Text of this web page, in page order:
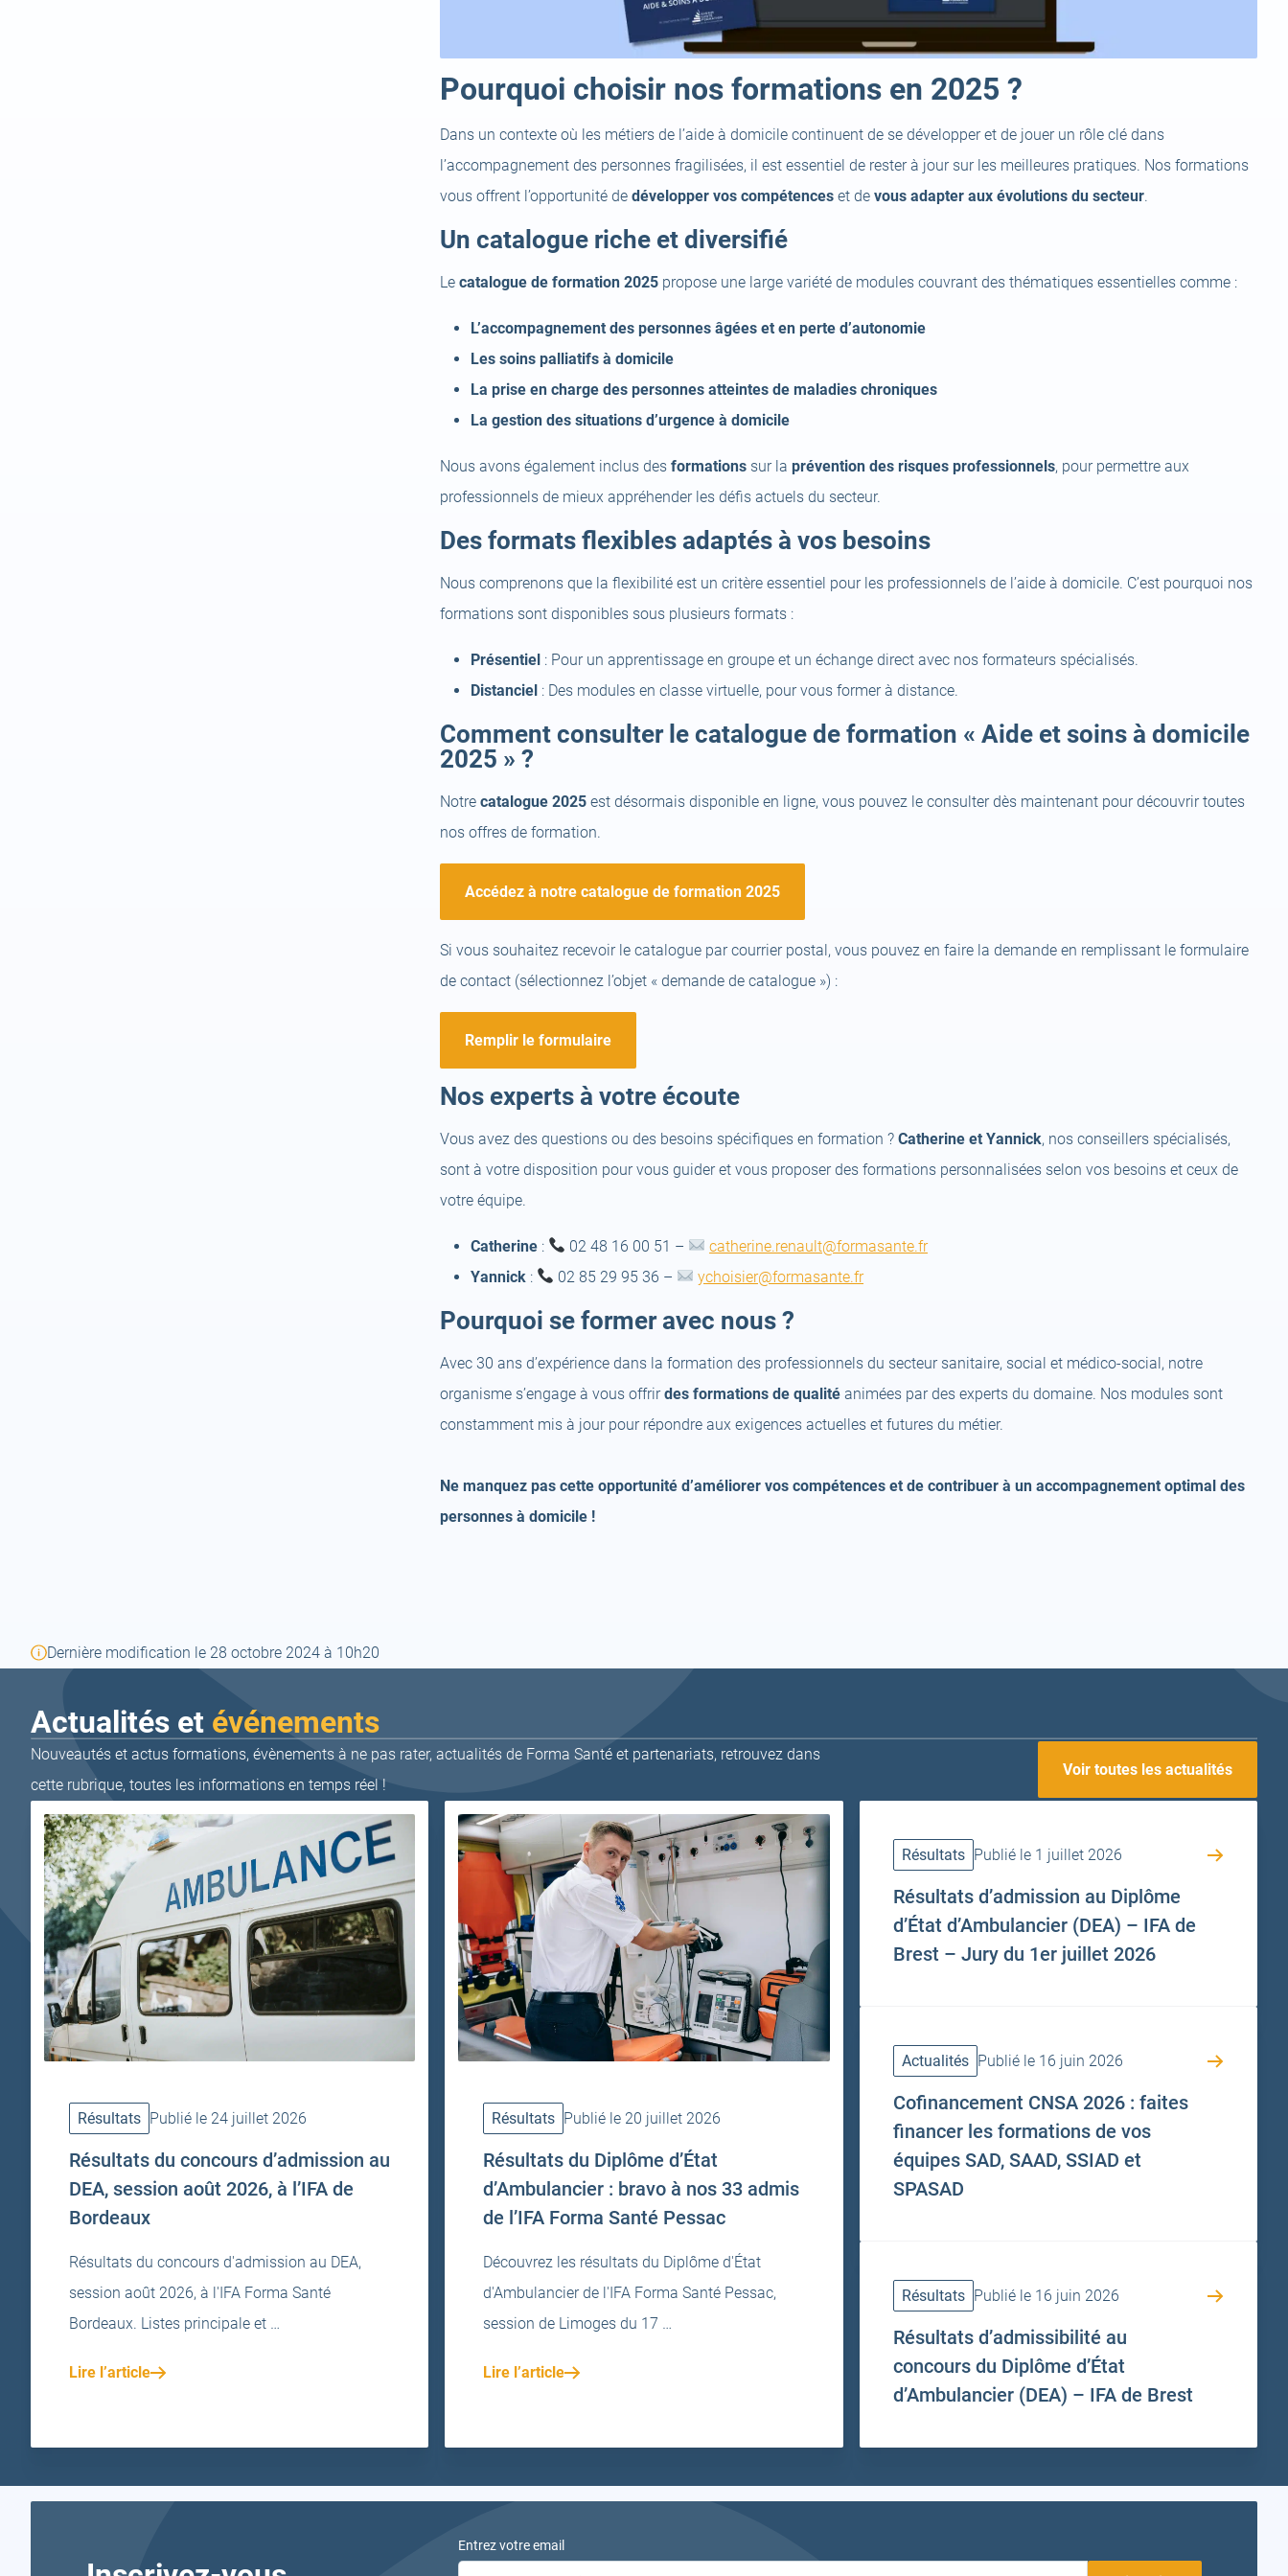
Pourquoi choisir nos formations en 2025 ?
Dans un contexte où les métiers de l’aide à domicile continuent de se développer et de jouer un rôle clé dans
l’accompagnement des personnes fragilisées, il est essentiel de rester à jour sur les meilleures pratiques. Nos formations
vous offrent l’opportunité de développer vos compétenceset de vous adapter aux évolutions du secteur.
Un catalogue riche et diversifié
Le catalogue de formation 2025propose une large variété de modules couvrant des thématiques essentielles comme :
L’accompagnement des personnes âgées et en perte d’autonomie
Les soins palliatifs à domicile
La prise en charge des personnes atteintes de maladies chroniques
La gestion des situations d’urgence à domicile
Nous avons également inclus des formations sur la prévention des risques professionnels, pour permettre aux
professionnels de mieux appréhender les défis actuels du secteur.
Des formats flexibles adaptés à vos besoins
Nous comprenons que la flexibilité est un critère essentiel pour les professionnels de l’aide à domicile. C’est pourquoi nos
formations sont disponibles sous plusieurs formats :
Présentiel: Pour un apprentissage en groupe et un échange direct avec nos formateurs spécialisés.
Distanciel: Des modules en classe virtuelle, pour vous former à distance.
Comment consulter le catalogue de formation « Aide et soins à domicile
2025 » ?
Notre catalogue 2025est désormais disponible en ligne, vous pouvez le consulter dès maintenant pour découvrir toutes
nos offres de formation.
Accédez à notre catalogue de formation 2025
Si vous souhaitez recevoir le catalogue par courrier postal, vous pouvez en faire la demande en remplissant le formulaire
de contact (sélectionnez l’objet « demande de catalogue ») :
Remplir le formulaire
Nos experts à votre écoute
Vous avez des questions ou des besoins spécifiques en formation ? Catherine et Yannick, nos conseillers spécialisés,
sont à votre disposition pour vous guider et vous proposer des formations personnalisées selon vos besoins et ceux de
votre équipe.
Catherine: 02 48 16 00 51 –
catherine.renault@formasante.fr
Yannick: 02 85 29 95 36 – ychoisier@formasante.fr
Pourquoi se former avec nous ?
Avec 30 ans d’expérience dans la formation des professionnels du secteur sanitaire, social et médico-social, notre
organisme s’engage à vous offrirdes formations de qualitéanimées par des experts du domaine. Nos modules sont
constamment mis à jour pour répondre aux exigences actuelles et futures du métier.
Ne manquez pas cette opportunité d’améliorer vos compétences et de contribuer à un accompagnement optimal des
personnes à domicile !
Dernière modification le 28 octobre 2024 à 10h20
Actualités et événements
Nouveautés et actus formations, évènements à ne pas rater, actualités de Forma Santé et partenariats, retrouvez dans
cette rubrique, toutes les informations en temps réel !
Voir toutes les actualités
Résultats Publié le 24 juillet 2026
Résultats du concours d’admission au
DEA, session août 2026, à l’IFA de
Bordeaux
Résultats du concours d'admission au DEA,
session août 2026, à l'IFA Forma Santé
Bordeaux. Listes principale et …
Lire l’article
Résultats Publié le 20 juillet 2026
Résultats du Diplôme d’État
d’Ambulancier : bravo à nos 33 admis
de l’IFA Forma Santé Pessac
Découvrez les résultats du Diplôme d'État
d'Ambulancier de l'IFA Forma Santé Pessac,
session de Limoges du 17 …
Lire l’article
Résultats Publié le 1 juillet 2026
Résultats d’admission au Diplôme
d’État d’Ambulancier (DEA) – IFA de
Brest – Jury du 1er juillet 2026
Actualités Publié le 16 juin 2026
Cofinancement CNSA 2026 : faites
financer les formations de vos
équipes SAD, SAAD, SSIAD et
SPASAD
Résultats Publié le 16 juin 2026
Résultats d’admissibilité au
concours du Diplôme d’État
d’Ambulancier (DEA) – IFA de Brest
Entrez votre email